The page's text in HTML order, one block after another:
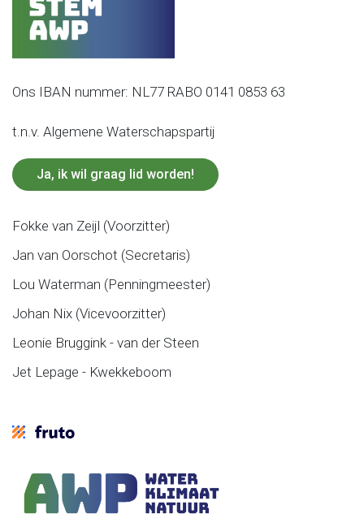
Ons IBAN nummer: NL77 RABO 0141 0853 63
t.n.v. Algemene Waterschapspartij
Ja, ik wil graag lid worden!
Fokke van Zeijl (Voorzitter)
Jan van Oorschot (Secretaris)
Lou Waterman (Penningmeester)
Johan Nix (Vicevoorzitter)
Leonie Bruggink - van der Steen
Jet Lepage - Kwekkeboom